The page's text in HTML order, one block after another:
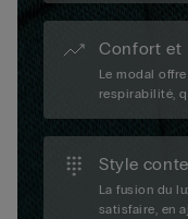
Confort et
Le modal
respirabilité,
Style
La fusion du
satisfaire, en